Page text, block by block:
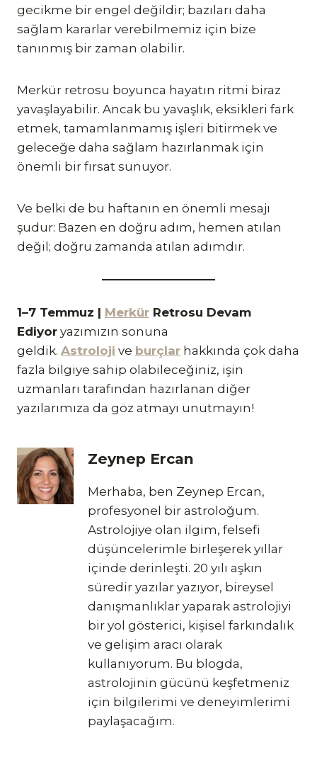
gecikme bir engel değildir; bazıları daha
sağlam kararlar verebilmemiz için bize
tanınmış bir zaman olabilir.
Merkür retrosu boyunca hayatın ritmi biraz
yavaşlayabilir. Ancak bu yavaşlık, eksikleri fark
etmek, tamamlanmamış işleri bitirmek ve
geleceğe daha sağlam hazırlanmak için
önemli bir fırsat sunuyor.
Ve belki de bu haftanın en önemli mesajı
şudur: Bazen en doğru adım, hemen atılan
değil; doğru zamanda atılan adımdır.
1–7 Temmuz | Merkür Retrosu Devam
Ediyor yazımızın sonuna
geldik. Astroloji ve burçlar hakkında çok daha
fazla bilgiye sahip olabileceğiniz, işin
uzmanları tarafından hazırlanan diğer
yazılarımıza da göz atmayı unutmayın!
Zeynep Ercan
Merhaba, ben Zeynep Ercan,
profesyonel bir astroloğum.
Astrolojiye olan ilgim, felsefi
düşüncelerimle birleşerek yıllar
içinde derinleşti. 20 yılı aşkın
süredir yazılar yazıyor, bireysel
danışmanlıklar yaparak astrolojiyi
bir yol gösterici, kişisel farkındalık
ve gelişim aracı olarak
kullanıyorum. Bu blogda,
astrolojinin gücünü keşfetmeniz
için bilgilerimi ve deneyimlerimi
paylaşacağım.